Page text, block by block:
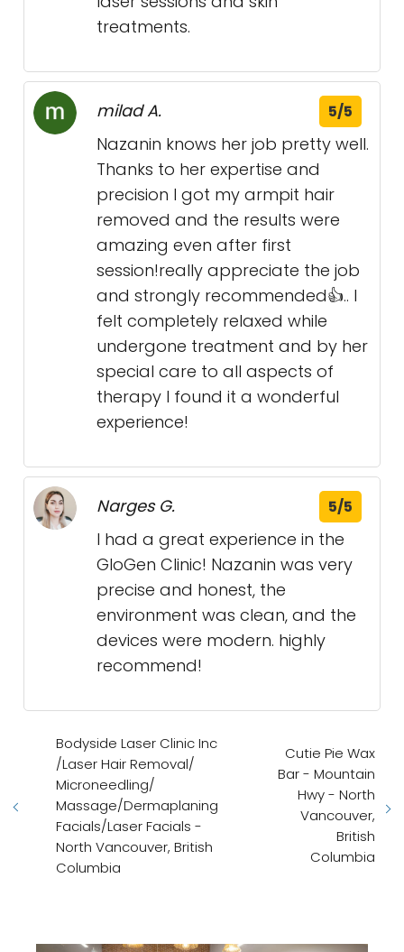
treatments.
milad A. 5/5
Nazanin knows her job pretty well.
Thanks to her expertise and
precision I got my armpit hair
removed and the results were
amazing even after first
session!really appreciate the job
and strongly recommended👍.. I
felt completely relaxed while
undergone treatment and by her
special care to all aspects of
therapy I found it a wonderful
experience!
Narges G. 5/5
I had a great experience in the
GloGen Clinic! Nazanin was very
precise and honest, the
environment was clean, and the
devices were modern. highly
recommend!
Bodyside Laser Clinic Inc
/Laser Hair Removal/
Microneedling/
Massage/Dermaplaning
Facials/Laser Facials -
North Vancouver, British
Columbia
Cutie Pie Wax
Bar - Mountain
Hwy - North
Vancouver,
British
Columbia